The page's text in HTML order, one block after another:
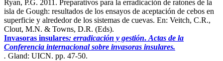
Ryan, P.G. 2011. Preparativos para la erradicación de ratones de la
isla de Gough: resultados de los ensayos de aceptación de cebos en
superficie y alrededor de los sistemas de cuevas. En: Veitch, C.R.,
Clout, M.N. & Towns, D.R. (Eds).
Invasoras insulares: erradicación y gestión.Actas de la
Conferencia internacional sobre invasoras insulares.
. Gland: UICN. pp. 47-50.